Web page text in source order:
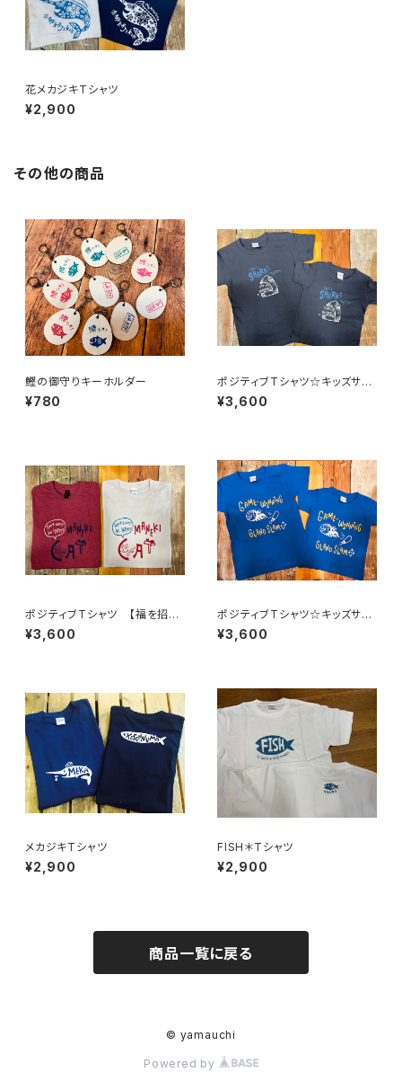
花メカジキTシャツ
¥2,900
その他の商品
鰹の御守りキーホルダー
¥780
ポジティブTシャツ☆キッズサイ
ズ【サメの歯は何度も生えかわ
る】
¥3,600
ポジティブTシャツ 【福を招く
猫Tシャツ】
¥3,600
ポジティブTシャツ☆キッズサイ
ズ【逆転満塁ホームラン】
¥3,600
メカジキTシャツ
¥2,900
FISH＊Tシャツ
¥2,900
商品一覧に戻る
© yamauchi
Powered by